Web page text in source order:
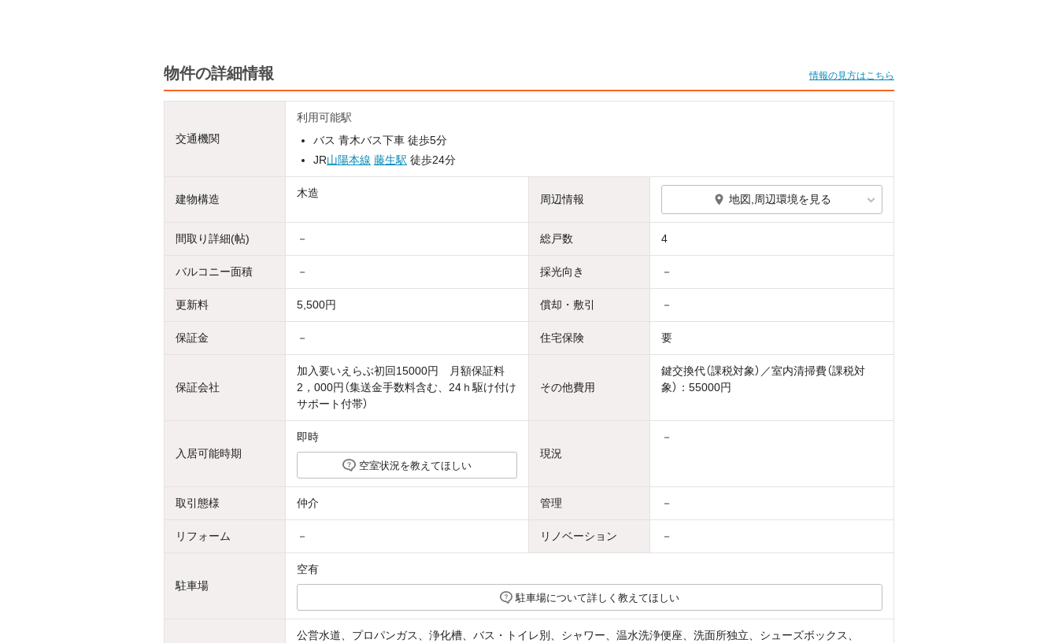
物件の詳細情報 情報の見方はこちら
交通機関
利用可能駅
バス 青木バス下車 徒歩5分
JR山陽本線 藤生駅 徒歩24分
建物構造 木造 周辺情報 地図,周辺環境を見る
間取り詳細(帖) － 総戸数 4
バルコニー面積 － 採光向き －
更新料 5,500円 償却・敷引 －
保証金 － 住宅保険 要
保証会社
加入要いえらぶ初回15000円 月額保証料
2，000円（集送金手数料含む、24ｈ駆け付け
サポート付帯）
その他費用
鍵交換代（課税対象）／室内清掃費（課税対
象）：55000円
入居可能時期
即時
空室状況を教えてほしい
現況
－
取引態様 仲介 管理 －
リフォーム － リノベーション －
駐車場
空有
駐車場について詳しく教えてほしい
公営水道、プロパンガス、浄化槽、バス・トイレ別、シャワー、温水洗浄便座、洗面所独立、シューズボックス、